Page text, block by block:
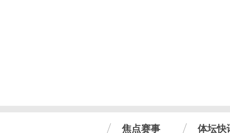
焦点赛事 体坛快